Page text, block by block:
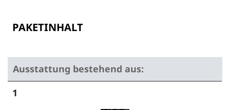
PAKETINHALT
Ausstattung bestehend aus:
1